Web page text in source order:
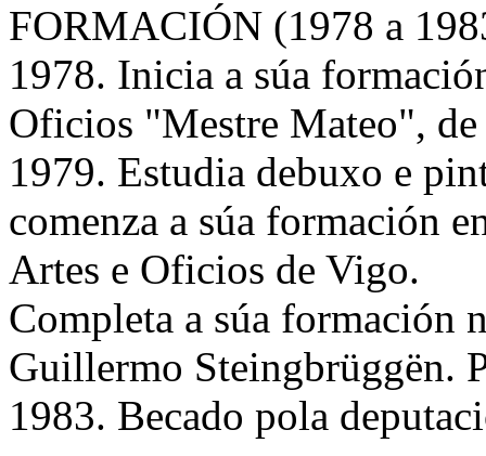
FORMACIÓN (1978 a
1978. Inicia a súa
Oficios "Mestre Mateo",
1979. Estudia debuxo e
comenza a súa formación
Artes e Oficios de Vigo.
Completa a súa formación
Guillermo Steingbrüggën.
1983. Becado pola